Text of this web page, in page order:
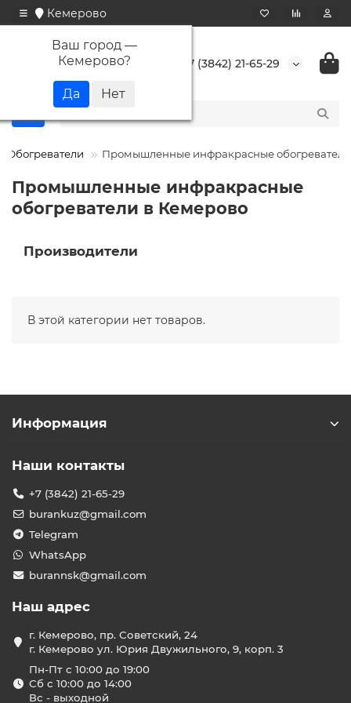
Кемерово
Ваш город —
Кемерово? +7 (3842) 21-65-29
Обогреватели Промышленные инфракрасные обогреватели
Промышленные инфракрасные
обогреватели в Кемерово
Производители
В этой категории нет товаров.
Информация
Наши контакты
+7 (3842) 21-65-29
burankuz@gmail.com
Telegram
WhatsApp
burannsk@gmail.com
Наш адрес
г. Кемерово, пр. Советский, 24
г. Кемерово ул. Юрия Двужильного, 9, корп. 3
Пн-Пт с 10:00 до 19:00
Сб с 10:00 до 14:00
Вс - выходной